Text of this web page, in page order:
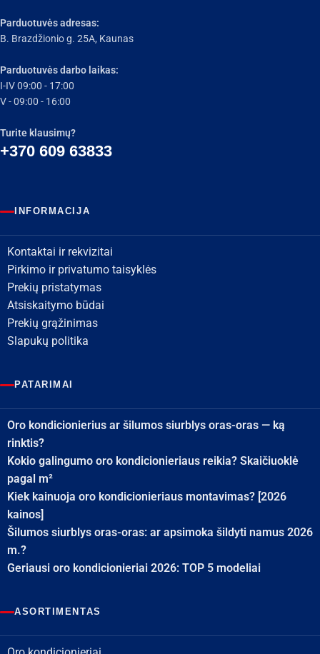
Parduotuvės adresas:
B. Brazdžionio g. 25A, Kaunas
Parduotuvės darbo laikas:
I-IV 09:00 - 17:00
V - 09:00 - 16:00
Turite klausimų?
+370 609 63833
INFORMACIJA
Kontaktai ir rekvizitai
Pirkimo ir privatumo taisyklės
Prekių pristatymas
Atsiskaitymo būdai
Prekių grąžinimas
Slapukų politika
PATARIMAI
Oro kondicionierius ar šilumos siurblys oras-oras — ką
rinktis?
Kokio galingumo oro kondicionieriaus reikia? Skaičiuoklė
pagal m²
Kiek kainuoja oro kondicionieriaus montavimas? [2026
kainos]
Šilumos siurblys oras-oras: ar apsimoka šildyti namus 2026
m.?
Geriausi oro kondicionieriai 2026: TOP 5 modeliai
ASORTIMENTAS